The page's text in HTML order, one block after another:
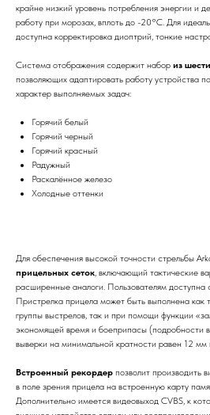
крайне низкий уровень потребления энергии и
работу при морозах, вплоть до -20°C. Для
доступна корректировка диоптрий, тонкие
Система отображения содержит набор из
позволяющих адаптировать работу устройства
характер выполняемых задач:
Горячий белый
Горячий черный
Горячий красный
Радужный
Раскалённое железо
Холодные оттенки
Для обеспечения высокой точности стрельбы
прицельных сеток, включающий тактические
расширенные аналоги. Пользователям доступна
Пристрелка прицела может быть выполнена
группы выстрелов, так и при помощи функции
экономящей время и боеприпасы (подробности
выверки на минимальной кратности равен 12
Встроенный рекордер позволит производить
в поле зрения прицела на встроенную карту
Дополнительно имеется видеовыход CVBS, к